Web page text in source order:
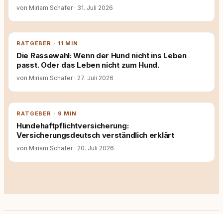
von Miriam Schäfer · 31. Juli 2026
RATGEBER · 11 MIN
Die Rassewahl: Wenn der Hund nicht ins Leben
passt. Oder das Leben nicht zum Hund.
von Miriam Schäfer · 27. Juli 2026
RATGEBER · 9 MIN
Hundehaftpflichtversicherung:
Versicherungsdeutsch verständlich erklärt
von Miriam Schäfer · 20. Juli 2026